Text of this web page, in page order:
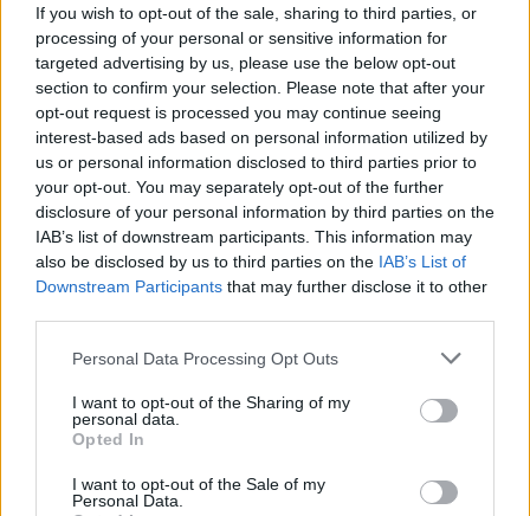
If you wish to opt-out of the sale, sharing to third parties, or
processing of your personal or sensitive information for
targeted advertising by us, please use the below opt-out
section to confirm your selection. Please note that after your
opt-out request is processed you may continue seeing
interest-based ads based on personal information utilized by
us or personal information disclosed to third parties prior to
your opt-out. You may separately opt-out of the further
disclosure of your personal information by third parties on the
IAB’s list of downstream participants. This information may
also be disclosed by us to third parties on the IAB’s List of
Downstream Participants that may further disclose it to other
Personal Data Processing Opt Outs
I want to opt-out of the Sharing of my
personal data.
Opted In
I want to opt-out of the Sale of my
Personal Data.
ΠΕΡΙΣΣΌΤΕΡΑ ΣΕ ΑΥΤΉ ΤΗΝ ΚΑΤΗΓΟΡΊΑ
στην Περιφέρειά μου"
εντάσσεται η Ολυμπία
15/10/2019 - 19:16
"Οι ΗΠΑ θα εγκαταλείψουν
Κούρδους"
15/10/2019 - 20:08